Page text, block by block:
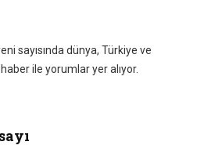
sayısında dünya, Türkiye ve
ile yorumlar yer alıyor.